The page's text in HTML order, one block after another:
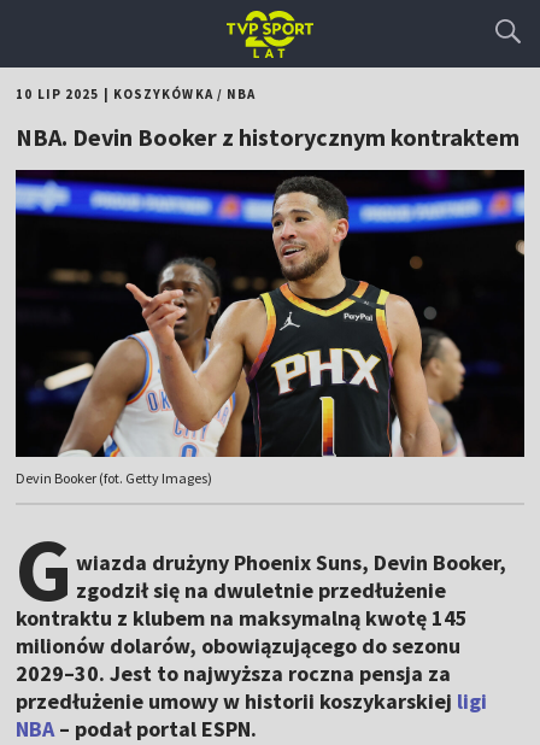
10 LIP 2025 KOSZYKÓWKA/ NBA
NBA. Devin Booker z historycznym kontraktem
Devin Booker (fot. Getty Images)
G wiazda drużyny Phoenix Suns, Devin Booker,
zgodził się na dwuletnie przedłużenie
kontraktu z klubem na maksymalną kwotę 145
milionów dolarów, obowiązującego do sezonu
2029–30. Jest to najwyższa roczna pensja za
przedłużenie umowy w historii koszykarskiej ligi
NBA– podał portal ESPN.